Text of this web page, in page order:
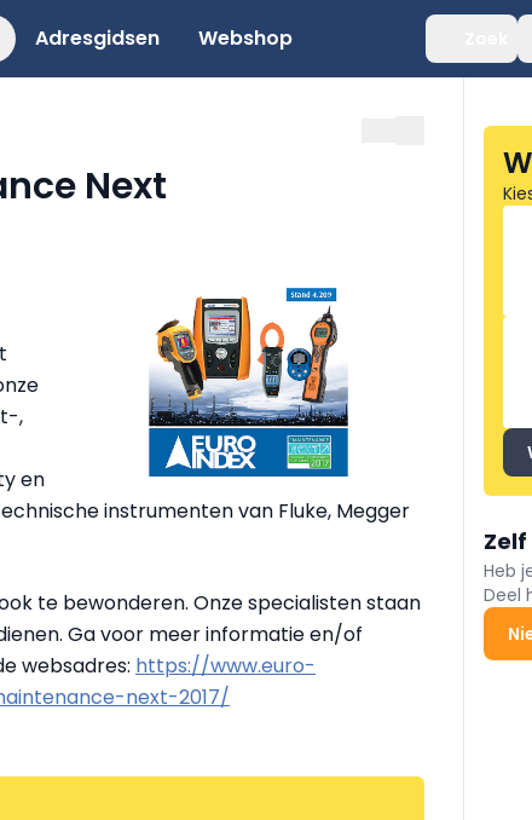
Adresgidsen Webshop
Next
,
en
instrumenten van Fluke, Megger
ook te bewonderen. Onze specialisten staan
Ga voor meer informatie en/of
websadres: https://www.euro-
next-2017/
Heb
Deel